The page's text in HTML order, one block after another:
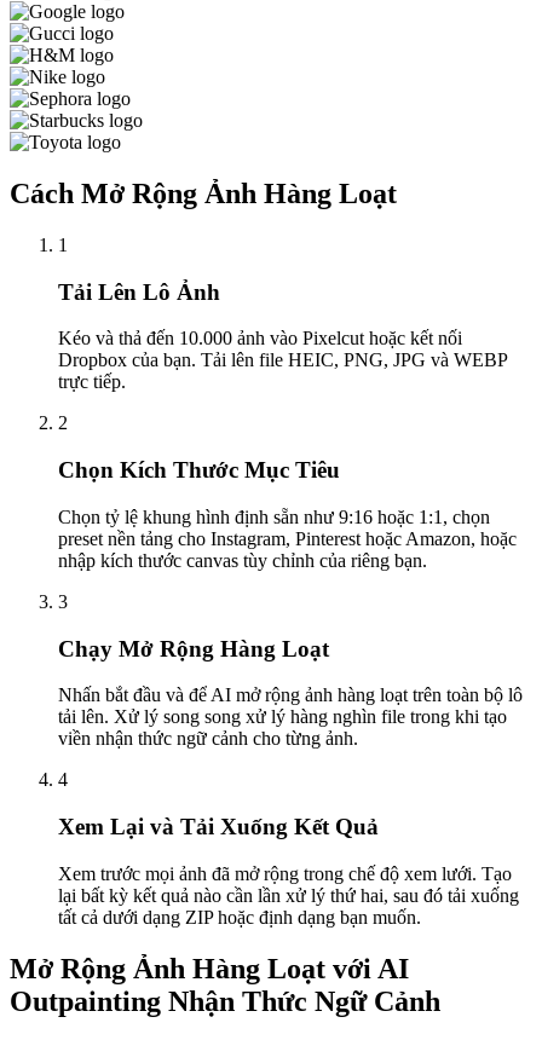
Cách Mở Rộng Ảnh Hàng Loạt
1
Tải Lên Lô Ảnh
Kéo và thả đến 10.000 ảnh vào Pixelcut hoặc kết nối
Dropbox của bạn. Tải lên file HEIC, PNG, JPG và WEBP
trực tiếp.
2
Chọn Kích Thước Mục Tiêu
Chọn tỷ lệ khung hình định sẵn như 9:16 hoặc 1:1, chọn
preset nền tảng cho Instagram, Pinterest hoặc Amazon, hoặc
nhập kích thước canvas tùy chỉnh của riêng bạn.
3
Chạy Mở Rộng Hàng Loạt
Nhấn bắt đầu và để AI mở rộng ảnh hàng loạt trên toàn bộ lô
tải lên. Xử lý song song xử lý hàng nghìn file trong khi tạo
viền nhận thức ngữ cảnh cho từng ảnh.
4
Xem Lại và Tải Xuống Kết Quả
Xem trước mọi ảnh đã mở rộng trong chế độ xem lưới. Tạo
lại bất kỳ kết quả nào cần lần xử lý thứ hai, sau đó tải xuống
tất cả dưới dạng ZIP hoặc định dạng bạn muốn.
Mở Rộng Ảnh Hàng Loạt với AI
Outpainting Nhận Thức Ngữ Cảnh